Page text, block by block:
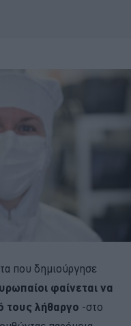
που δημιούργησε
φαίνεται να
τους λήθαργο -στο